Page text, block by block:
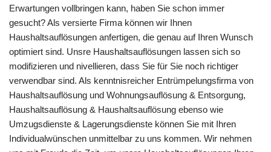
Erwartungen vollbringen kann, haben Sie schon immer
gesucht? Als versierte Firma können wir Ihnen
Haushaltsauflösungen anfertigen, die genau auf Ihren Wunsch
optimiert sind. Unsre Haushaltsauflösungen lassen sich so
modifizieren und nivellieren, dass Sie für Sie noch richtiger
verwendbar sind. Als kenntnisreicher Entrümpelungsfirma von
Haushaltsauflösung und Wohnungsauflösung & Entsorgung,
Haushaltsauflösung & Haushaltsauflösung ebenso wie
Umzugsdienste & Lagerungsdienste können Sie mit Ihren
Individualwünschen unmittelbar zu uns kommen. Wir nehmen